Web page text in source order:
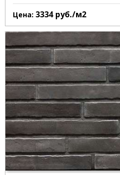
Цена: 3334 руб./м2